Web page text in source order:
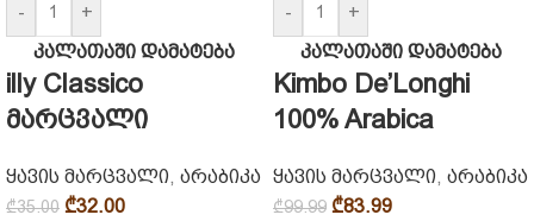
-
+
კალათაში დამატება
illy Classico
მარცვალი
ყავის მარცვალი, არაბიკა
₾35.00 ₾32.00
-
+
კალათაში დამატება
Kimbo De’Longhi
100% Arabica
ყავის მარცვალი, არაბიკა
₾99.99 ₾83.99